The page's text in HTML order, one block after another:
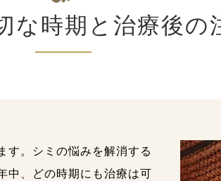
な時期と治療後の
す。シミの悩みを解消する
中、どの時期にも治療は可